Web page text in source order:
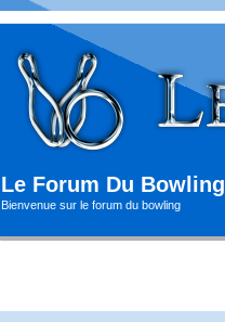
Le Forum Du Bowling
Bienvenue sur le forum du bowling